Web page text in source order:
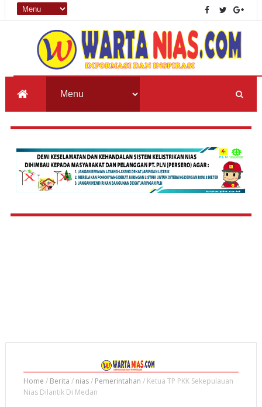
Home / Berita / nias/ Pemerintahan / Ketua TP PKK Sekepulauan
Nias Dilantik Di Medan